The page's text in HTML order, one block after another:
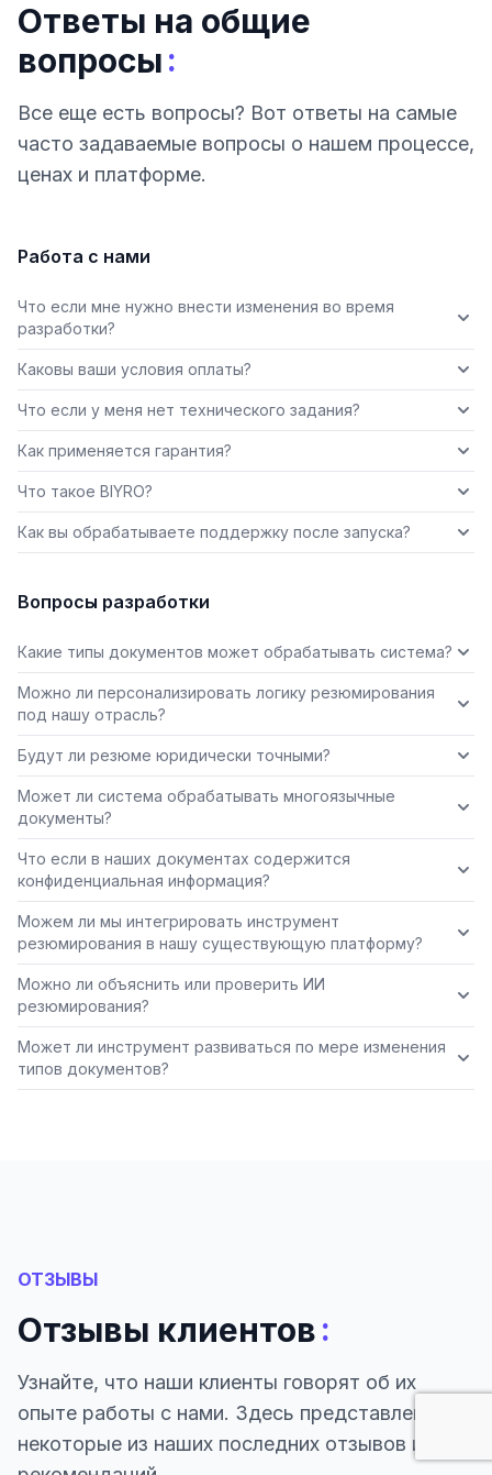
Ответы на общие
вопросы:
Все еще есть вопросы? Вот ответы на самые
часто задаваемые вопросы о нашем процессе,
ценах и платформе.
Работа с нами
Что если мне нужно внести изменения во время
разработки?
Каковы ваши условия оплаты?
Что если у меня нет технического задания?
Как применяется гарантия?
Что такое BIYRO?
Как вы обрабатываете поддержку после запуска?
Вопросы разработки
Какие типы документов может обрабатывать система?
Можно ли персонализировать логику резюмирования
под нашу отрасль?
Будут ли резюме юридически точными?
Может ли система обрабатывать многоязычные
документы?
Что если в наших документах содержится
конфиденциальная информация?
Можем ли мы интегрировать инструмент
резюмирования в нашу существующую платформу?
Можно ли объяснить или проверить ИИ
резюмирования?
Может ли инструмент развиваться по мере изменения
типов документов?
ОТЗЫВЫ
Отзывы клиентов:
Узнайте, что наши клиенты говорят об их
опыте работы с нами. Здесь представлены
некоторые из наших последних отзывов и